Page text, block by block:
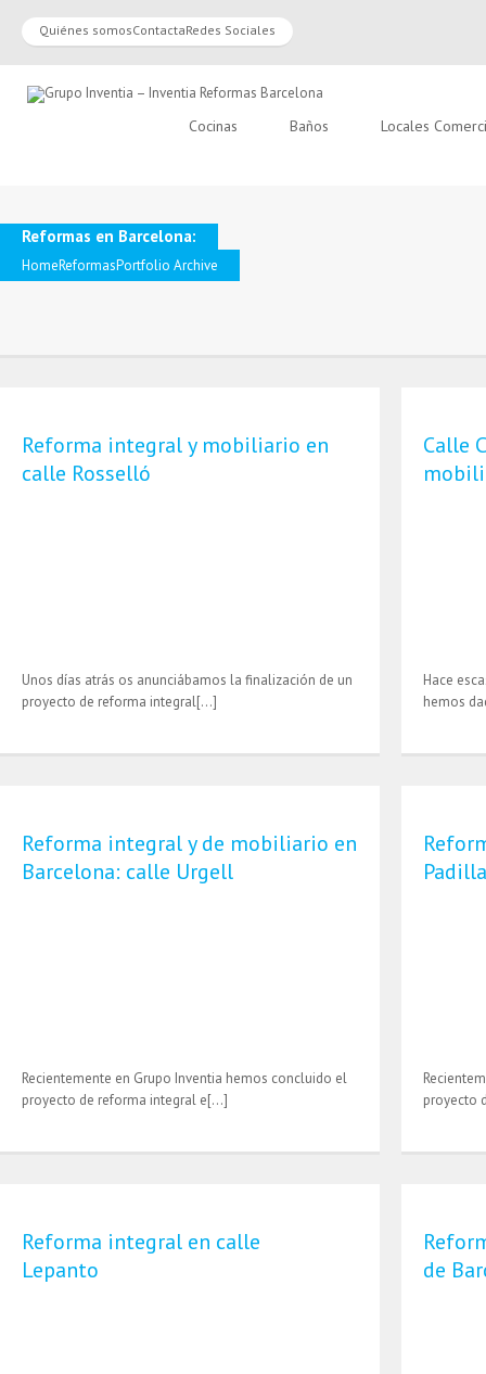
Quiénes somosContactaRedes Sociales
Cocinas Baños Locales
Reformas en Barcelona:
HomeReformasPortfolio Archive
Reforma integral y mobiliario en
calle Rosselló
Unos días atrás os anunciábamos la finalización de un
proyecto de reforma integral[…]
Calle
Hace
hemos
Reforma integral y de mobiliario en
Barcelona: calle Urgell
Recientemente en Grupo Inventia hemos concluido el
proyecto de reforma integral e[…]
proyecto
Reforma integral en calle
Lepanto
de